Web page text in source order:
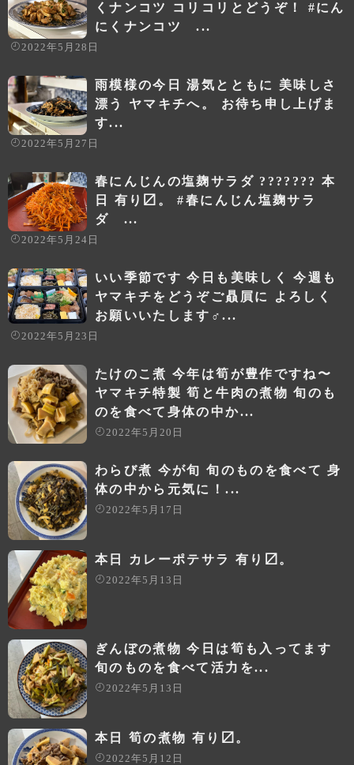
くナンコツ コリコリとどうぞ！ #にん
にくナンコツ ...
2022年5月28日
雨模様の今日 湯気とともに 美味しさ
漂う ヤマキチへ。 お待ち申し上げま
す️...
2022年5月27日
春にんじんの塩麹サラダ ??????? 本
日 有り〼。 #春にんじん塩麹サラ
ダ ...
2022年5月24日
いい季節です 今日も美味しく 今週も
ヤマキチをどうぞご贔屓に よろしく
お願いいたします‍♂️...
2022年5月23日
たけのこ煮 今年は筍が豊作ですね〜
ヤマキチ特製 筍と牛肉の煮物 旬のも
のを食べて身体の中か...
2022年5月20日
わらび煮 今が旬 旬のものを食べて 身
体の中から元気に！...
2022年5月17日
本日 カレーポテサラ 有り〼。
2022年5月13日
ぎんぼの煮物 今日は筍も入ってます
旬のものを食べて活力を...
2022年5月13日
本日 筍の煮物 有り〼。
2022年5月12日